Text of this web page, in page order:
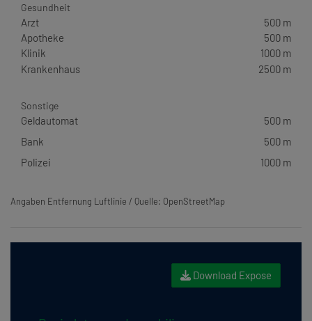
Gesundheit
Arzt
500 m
Apotheke
500 m
Klinik
1000 m
Krankenhaus
2500 m
Sonstige
Geldautomat
500 m
Bank
500 m
Polizei
1000 m
Angaben Entfernung Luftlinie / Quelle: OpenStreetMap
Download Expose